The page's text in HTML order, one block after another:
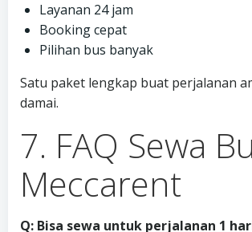
Layanan 24 jam
Booking cepat
Pilihan bus banyak
Satu paket lengkap buat perjalanan
damai.
7. FAQ Sewa
Meccarent
Q: Bisa sewa untuk perjalanan 1